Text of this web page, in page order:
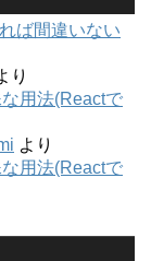
ば間違いない
り
用法(Reactで
より
用法(Reactで